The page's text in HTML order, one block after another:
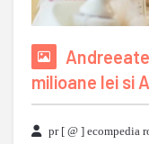
milioane lei si
pr [ @ ] ecompedia